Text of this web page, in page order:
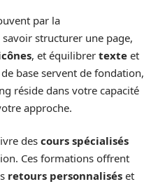
par la
savoir structurer une page,
, et équilibrer texte et
base servent de fondation,
réside dans votre capacité
approche.
des cours spécialisés
Ces formations offrent
retours personnalisés et